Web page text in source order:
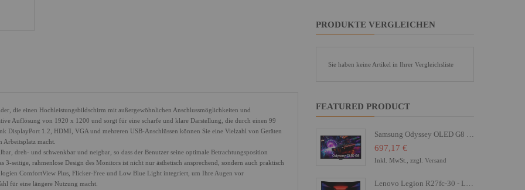
die einen Hochleistungsbildschirm mit außergewöhnlichen Anschlussmöglichkeiten und
Auflösung von 1920 x 1200 und sorgt für eine scharfe und klare Darstellung, die durch einen 99
DisplayPort 1.2, HDMI, VGA und mehreren USB-Anschlüssen können Sie eine Vielzahl von Geräten
Arbeitsplatz macht.
dreh- und schwenkbar und neigbar, so dass der Benutzer seine optimale Betrachtungsposition
3-seitige, rahmenlose Design des Monitors ist nicht nur ästhetisch ansprechend, sondern auch praktisch
ComfortView Plus, Flicker-Free und Low Blue Light integriert, um Ihre Augen vor
für eine längere Nutzung macht.
PRODUKTE VERGLEICHEN
Sie haben keine Artikel in Ihrer Vergleichsliste
FEATURED PRODUCT
Samsung Odyssey OLED G8 S27FG810SU - G81SF Series - OLED-Monitor - Gaming - 68.6 cm (27")
697,17 €
Inkl. MwSt., zzgl. Versand
Lenovo Legion R27fc-30 - LED-Monitor - Gaming - gebogen - 68.6 cm (27")